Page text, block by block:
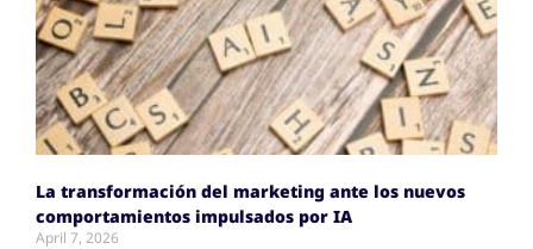
La transformación del marketing ante los nuevos
comportamientos impulsados por IA
April 7, 2026